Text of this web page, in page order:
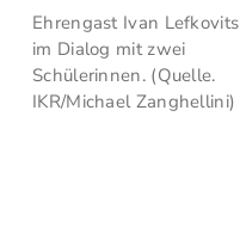
Ehrengast Ivan Lefkovits
im Dialog mit zwei
Schülerinnen. (Quelle.
IKR/Michael Zanghellini)